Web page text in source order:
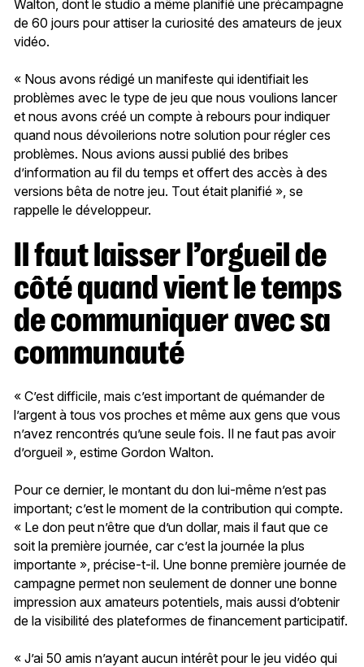
Walton, dont le studio a même planifié une précampagne
de 60 jours pour attiser la curiosité des amateurs de jeux
vidéo.
« Nous avons rédigé un manifeste qui identifiait les
problèmes avec le type de jeu que nous voulions lancer
et nous avons créé un compte à rebours pour indiquer
quand nous dévoilerions notre solution pour régler ces
problèmes. Nous avions aussi publié des bribes
d’information au fil du temps et offert des accès à des
versions bêta de notre jeu. Tout était planifié », se
rappelle le développeur.
Il faut laisser l’orgueil de
côté quand vient le temps
de communiquer avec sa
communauté
« C’est difficile, mais c’est important de quémander de
l’argent à tous vos proches et même aux gens que vous
n’avez rencontrés qu’une seule fois. Il ne faut pas avoir
d’orgueil », estime Gordon Walton.
Pour ce dernier, le montant du don lui-même n’est pas
important; c’est le moment de la contribution qui compte.
« Le don peut n’être que d’un dollar, mais il faut que ce
soit la première journée, car c’est la journée la plus
importante », précise-t-il. Une bonne première journée de
campagne permet non seulement de donner une bonne
impression aux amateurs potentiels, mais aussi d’obtenir
de la visibilité des plateformes de financement participatif.
« J’ai 50 amis n’ayant aucun intérêt pour le jeu vidéo qui